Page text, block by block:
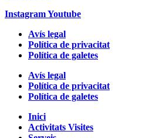
InstagramYoutube
Avís legal
Política de privacitat
Política de galetes
Avís legal
Política de privacitat
Política de galetes
Inici
Activitats Visites